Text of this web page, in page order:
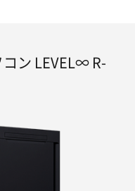
ン LEVEL∞ R-